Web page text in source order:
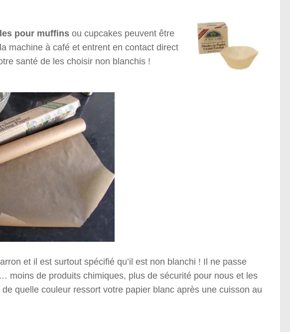
pour muffins ou cupcakes peuvent être
machine à café et entrent en contact direct
santé de les choisir non blanchis !
et il est surtout spécifié qu’il est non blanchi ! Il ne passe
moins de produits chimiques, plus de sécurité pour nous et les
quelle couleur ressort votre papier blanc après une cuisson au